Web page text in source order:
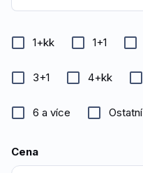
1+kk 1+1
3+1 4+kk
6 a více Ostatní
Cena